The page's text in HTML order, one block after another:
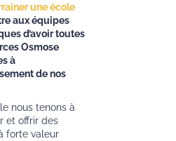
une école
aux équipes
d’avoir toutes
Osmose
à
de nos
nous tenons à
et offrir des
forte valeur